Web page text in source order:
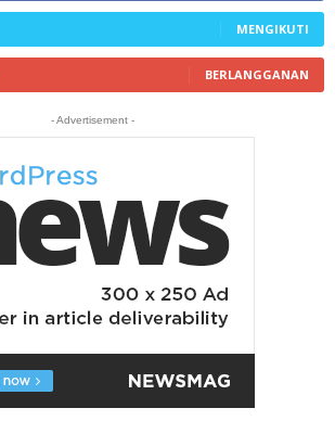
MENGIKUTI
BERLANGGANAN
- Advertisement -